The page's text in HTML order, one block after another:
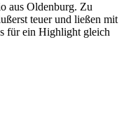
aus Oldenburg. Zu
teuer und ließen mit
für ein Highlight gleich